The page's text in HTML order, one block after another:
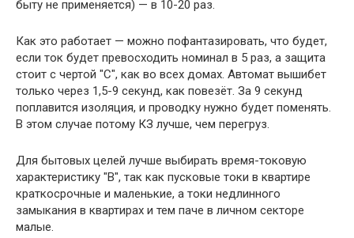
быту не применяется) — в 10-20 раз.
Как это работает — можно пофантазировать, что будет,
если ток будет превосходить номинал в 5 раз, а защита
стоит с чертой "С", как во всех домах. Автомат вышибет
только через 1,5-9 секунд, как повезёт. За 9 секунд
поплавится изоляция, и проводку нужно будет поменять.
В этом случае потому КЗ лучше, чем перегруз.
Для бытовых целей лучше выбирать время-токовую
характеристику "В", так как пусковые токи в квартире
краткосрочные и маленькие, а токи недлинного
замыкания в квартирах и тем паче в личном секторе
малые.